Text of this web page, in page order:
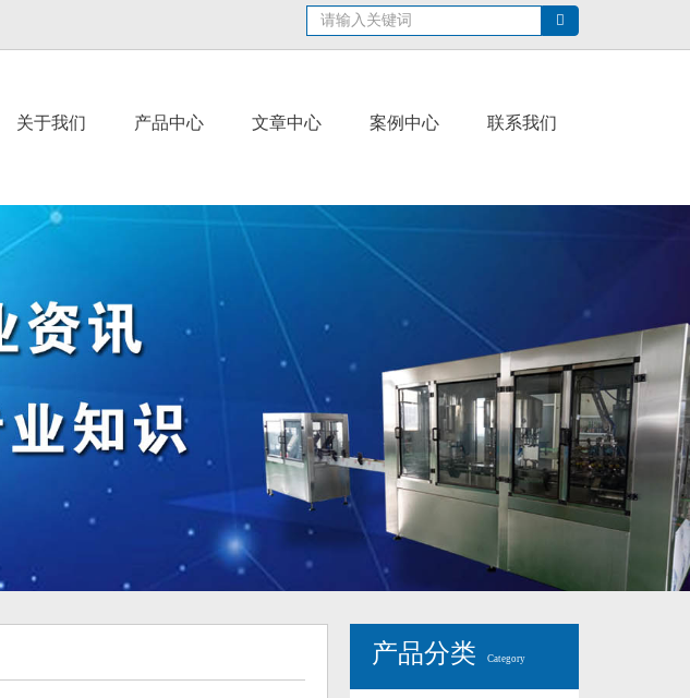
关于我们 产品中心 文章中心 案例中心 联系我们
产品分类 Category